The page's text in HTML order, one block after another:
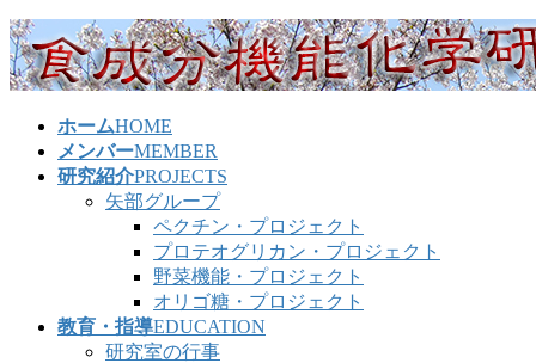
コ
ン
テ
ナ
ビ
ゲ
ホームHOME
メンバーMEMBER
研究紹介PROJECTS
矢部グループ
ペクチン・プロジェクト
プロテオグリカン・プロジェクト
野菜機能・プロジェクト
オリゴ糖・プロジェクト
教育・指導EDUCATION
研究室の行事